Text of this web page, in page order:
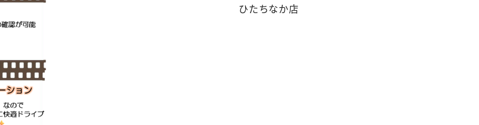
ひたちなか店